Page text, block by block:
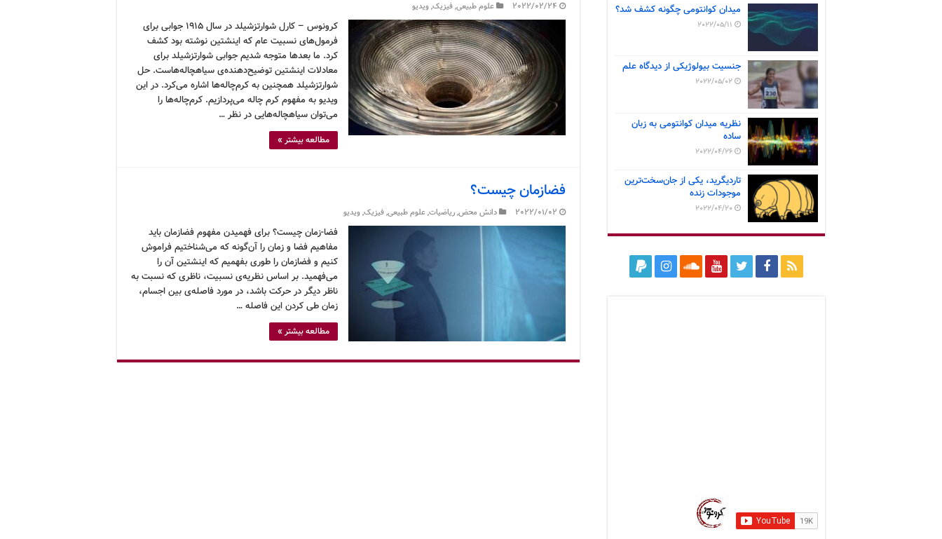
2022/02/24 علوم طبیعی,فیزیک,ویدیو
کرونوس – کارل شوارتزشیلد در سال ۱۹۱۵ جوابی برای
فرمول‌های نسبیت عام که اینشتین نوشته بود کشف
کرد. ما بعدها متوجه شدیم جوابی شوارتزشیلد برای
معادلات اینشتین توضیح‌دهنده‌ی سیاهچاله‌هاست. حل
شوارتزشیلد همچنین به کرم‌چاله‌ها اشاره می‌کرد. در این
ویدیو به مفهوم کرم چاله می‌پردازیم. کرم‌چاله‌ها را
می‌توان سیاهچاله‌هایی در نظر …
مطالعه بیشتر »
فضازمان چیست؟
2022/01/02 دانش محض,ریاضیات,علوم طبیعی,فیزیک,ویدیو
فضا-زمان چیست؟ برای فهمیدن مفهوم فضازمان باید
مفاهیم فضا و زمان را آن‌گونه که می‌شناختیم فراموش
کنیم و فضازمان را طوری بفهمیم که اینشتین آن را
می‌فهمید. بر اساس نظریه‌ی نسبیت، ناظری که نسبت به
ناظر دیگر در حرکت باشد، در مورد فاصله‌ی بین اجسام،
زمان طی کردن این فاصله …
مطالعه بیشتر »
میدان کوانتومی چگونه کشف شد؟
2022/05/11
جنسیت بیولوژیکی از دیدگاه علم
2022/05/02
نظریه میدان کوانتومی به زبان
ساده
2022/04/26
تاردیگرید، یکی از جان‌سخت‌ترین
موجودات زنده
2022/04/20